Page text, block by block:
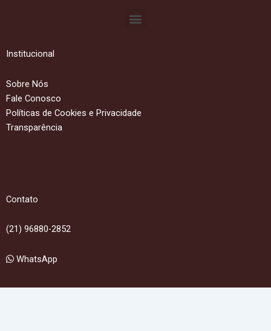
Menu
Institucional
Sobre Nós
Fale Conosco
Políticas de Cookies e Privacidade
Transparência
Contato
(21) 96880-2852
WhatsApp